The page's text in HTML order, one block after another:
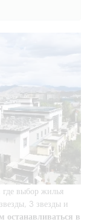
выбор жилья
3 звезды и
в